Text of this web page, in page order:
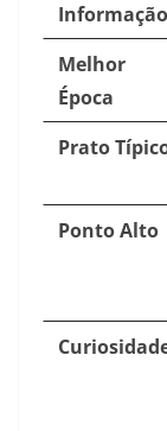
Informação
Melhor
Época
Prato
Ponto Alto